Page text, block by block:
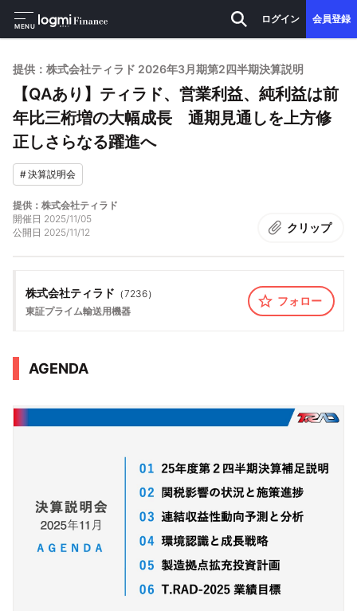
MENU
ログイン 会員登録
提供：株式会社ティラド 2026年3月期第2四半期決算説明
【QAあり】ティラド、営業利益、純利益は前
年比三桁増の大幅成長 通期見通しを上方修
正しさらなる躍進へ
#決算説明会
提供：株式会社ティラド
開催日 2025/11/05
公開日 2025/11/12 クリップ
株式会社ティラド （7236）
東証プライム輸送用機器
フォロー
AGENDA